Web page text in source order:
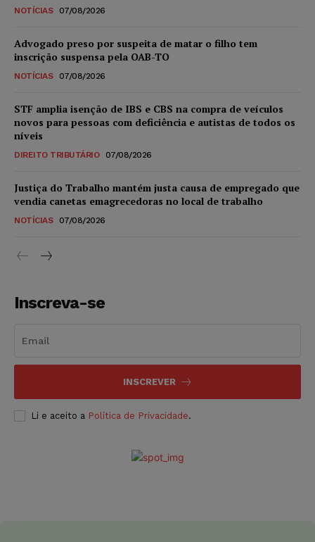
NOTÍCIAS 07/08/2026
Advogado preso por suspeita de matar o filho tem
inscrição suspensa pela OAB-TO
NOTÍCIAS 07/08/2026
STF amplia isenção de IBS e CBS na compra de veículos
novos para pessoas com deficiência e autistas de todos os
níveis
DIREITO TRIBUTÁRIO 07/08/2026
Justiça do Trabalho mantém justa causa de empregado que
vendia canetas emagrecedoras no local de trabalho
NOTÍCIAS 07/08/2026
Inscreva-se
INSCREVER
Li e aceito a Política de Privacidade.